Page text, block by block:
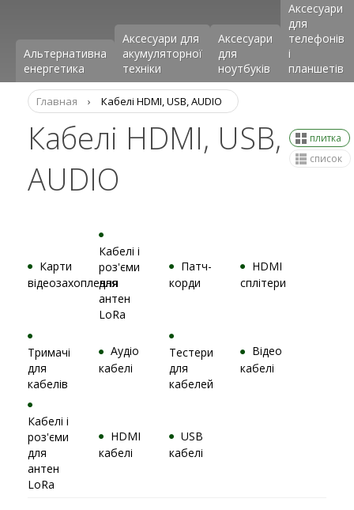
Альтернативна
енергетика
Аксесуари для
акумуляторної
техніки
Аксесуари
для
ноутбуків
Аксеcуари
для
телефонів
і
планшетів
Главная › Кабелі HDMI, USB, AUDIO
Кабелі HDMI, USB,
AUDIO
плитка
список
Карти
відеозахоплення
Кабелі і
роз'єми
для
антен
LoRa
Патч-
корди
HDMI
сплітери
Тримачі
для
кабелів
Аудіо
кабелі
Тестери
для
кабелей
Відео
кабелі
Кабелі і
роз'єми
для
антен
LoRa
HDMI
кабелі
USB
кабелі